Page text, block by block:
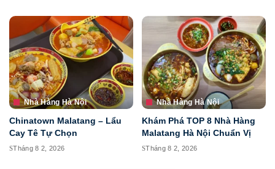
Nhà Hàng Hà Nội
Chinatown Malatang – Lẩu
Cay Tê Tự Chọn
Tháng 8 2, 2026
Nhà Hàng Hà Nội
Khám Phá TOP 8 Nhà Hàng
Malatang Hà Nội Chuẩn Vị
Tháng 8 2, 2026